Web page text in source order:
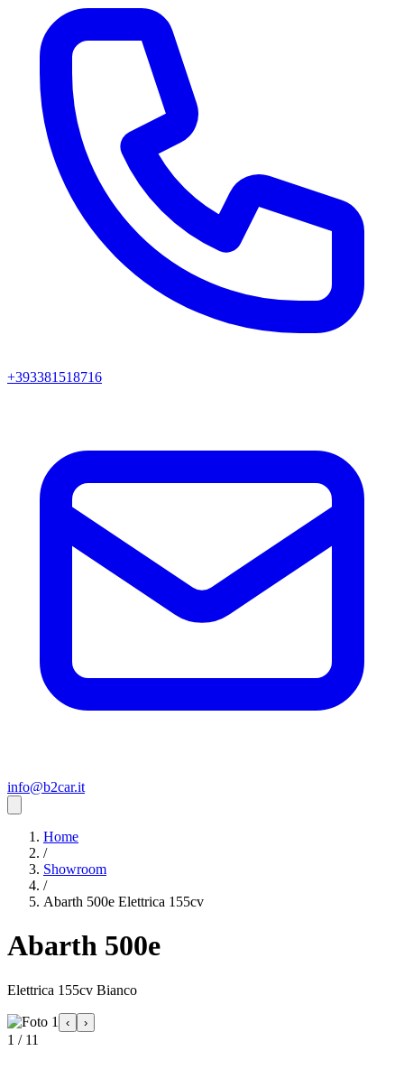
+393381518716
info@b2car.it
Home
/
Showroom
/
Abarth 500e Elettrica 155cv
Abarth 500e
Elettrica 155cv Bianco
‹ ›
1 / 11